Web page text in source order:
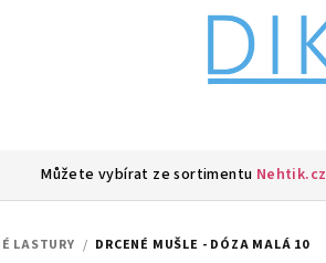
Můžete vybírat ze sortimentu Nehtik.cz
LASTURY / DRCENÉ MUŠLE - DÓZA MALÁ 10